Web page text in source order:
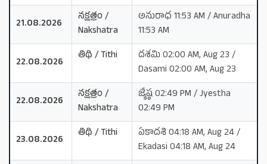
21.08.2026
నక్షత్రం /
Nakshatra
అనురాధ 11:53 AM / Anuradha
11:53 AM
22.08.2026
తిథి / Tithi
దశమి 02:00 AM, Aug 23 /
Dasami 02:00 AM, Aug 23
22.08.2026
నక్షత్రం /
Nakshatra
జ్యేష్ఠ 02:49 PM / Jyestha
02:49 PM
23.08.2026
తిథి / Tithi
ఏకాదశి 04:18 AM, Aug 24 /
Ekadasi 04:18 AM, Aug 24